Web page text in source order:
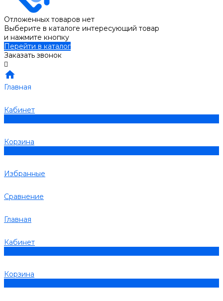
Отложенных товаров нет
Выберите в каталоге интересующий товар
и нажмите кнопку
Перейти в каталог
Заказать звонок
Главная
Кабинет
Корзина
Избранные
Сравнение
Главная
Кабинет
Корзина